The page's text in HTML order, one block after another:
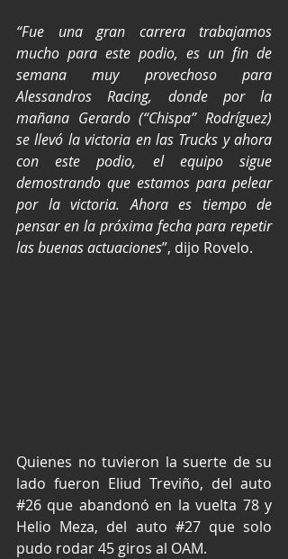
“Fue una gran carrera trabajamos
mucho para este podio, es un fin de
semana muy provechoso para
Alessandros Racing, donde por la
mañana Gerardo (“Chispa” Rodríguez)
se llevó la victoria en las Trucks y ahora
con este podio, el equipo sigue
demostrando que estamos para pelear
por la victoria. Ahora es tiempo de
pensar en la próxima fecha para repetir
las buenas actuaciones”, dijo Rovelo.
Quienes no tuvieron la suerte de su
#26 que abandonó en la vuelta 78 y
Helio Meza, del auto #27 que solo
pudo rodar 45 giros al OAM.